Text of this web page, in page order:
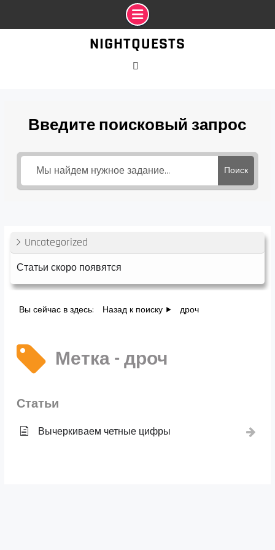
NIGHTQUESTS
Введите поисковый запрос
Поиск
Uncategorized
Статьи скоро появятся
Вы сейчас в здесь: Назад к поиску дроч
Метка - дроч
Статьи
Вычеркиваем четные цифры